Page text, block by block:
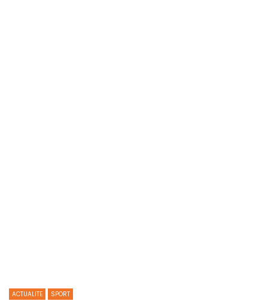
ACTUALITE SPORT